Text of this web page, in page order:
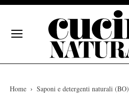
Home Saponi e detergenti naturali (BO)